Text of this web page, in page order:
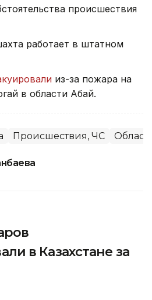
происшествия
работает в штатном
из-за пожара на
в области Абай.
Происшествия, ЧС
в Казахстане за